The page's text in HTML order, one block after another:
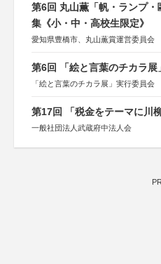
第6回 丸山薫「帆・ランプ・
集《小・中・高校生限定》
愛知県豊橋市、丸山薫賞運営委員会
第6回 「絵と言葉のチカラ展
「絵と言葉のチカラ展」実行委員会
第17回 「税金をテーマに川
一般社団法人武蔵府中法人会
PR